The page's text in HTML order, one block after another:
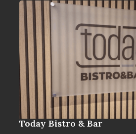
bejegyzéshez
Today Bistro & Bar